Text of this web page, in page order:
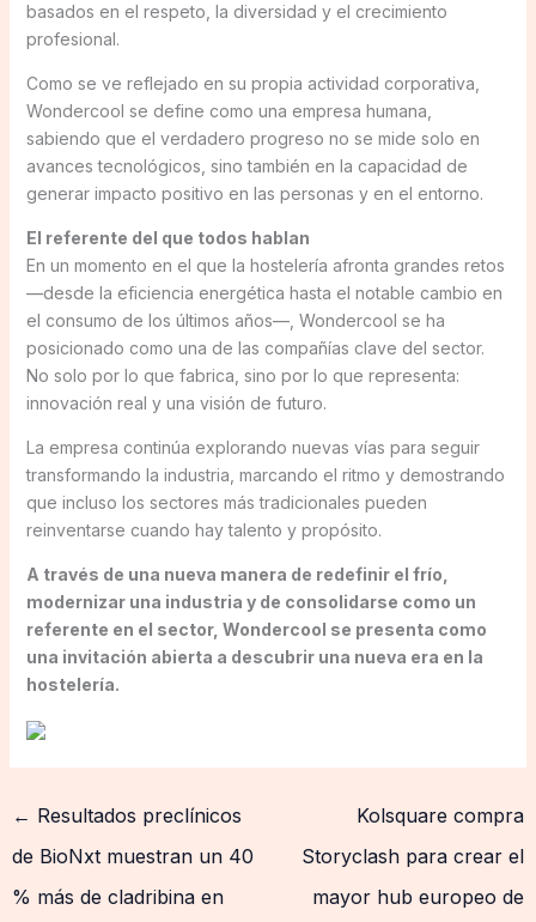
basados en el respeto, la diversidad y el crecimiento
profesional.
Como se ve reflejado en su propia actividad corporativa,
Wondercool se define como una empresa humana,
sabiendo que el verdadero progreso no se mide solo en
avances tecnológicos, sino también en la capacidad de
generar impacto positivo en las personas y en el entorno.
El referente del que todos hablan
En un momento en el que la hostelería afronta grandes retos
—desde la eficiencia energética hasta el notable cambio en
el consumo de los últimos años—, Wondercool se ha
posicionado como una de las compañías clave del sector.
No solo por lo que fabrica, sino por lo que representa:
innovación real y una visión de futuro.
La empresa continúa explorando nuevas vías para seguir
transformando la industria, marcando el ritmo y demostrando
que incluso los sectores más tradicionales pueden
reinventarse cuando hay talento y propósito.
A través de una nueva manera de redefinir el frío,
modernizar una industria y de consolidarse como un
referente en el sector, Wondercool se presenta como
una invitación abierta a descubrir una nueva era en la
hostelería.
← Resultados preclínicos
de BioNxt muestran un 40
% más de cladribina en
Kolsquare compra
Storyclash para crear el
mayor hub europeo de